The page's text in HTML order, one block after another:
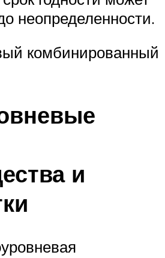
неопределенности.
комбинированный
и